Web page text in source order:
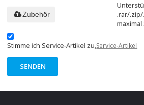
.rar/.zip/
maximal
Zubehör
Stimme ich Service-Artikel zu,Service-Artikel
SENDEN